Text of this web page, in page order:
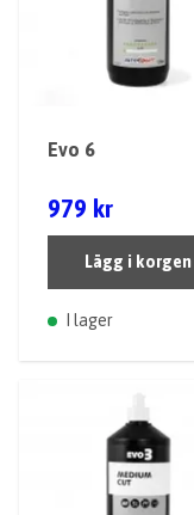
Evo 6
979 kr
Lägg i korgen
I lager